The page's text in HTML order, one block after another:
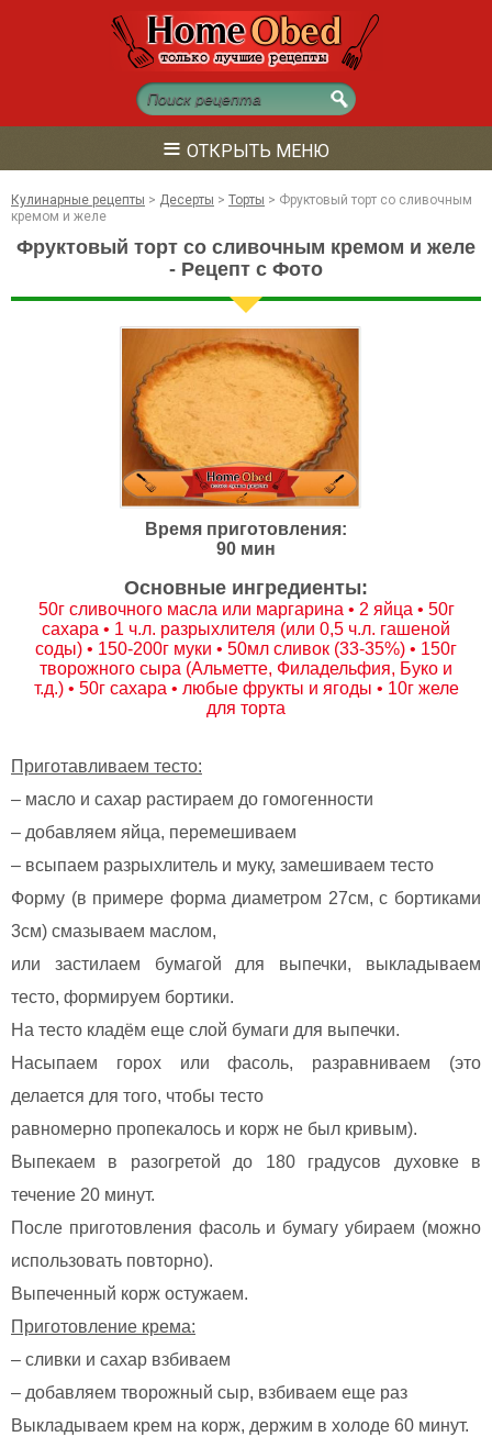
≡ ОТКРЫТЬ МЕНЮ
Кулинарные рецепты > Десерты > Торты > Фруктовый торт со сливочным
кремом и желе
Фруктовый торт со сливочным кремом и желе
- Рецепт с Фото
Время приготовления:
90 мин
Основные ингредиенты:
50г сливочного масла или маргарина • 2 яйца • 50г
сахара • 1 ч.л. разрыхлителя (или 0,5 ч.л. гашеной
соды) • 150-200г муки • 50мл сливок (33-35%) • 150г
творожного сыра (Альметте, Филадельфия, Буко и
т.д.) • 50г сахара • любые фрукты и ягоды • 10г желе
для торта
Приготавливаем тесто:
– масло и сахар растираем до гомогенности
– добавляем яйца, перемешиваем
– всыпаем разрыхлитель и муку, замешиваем тесто
Форму (в примере форма диаметром 27см, с бортиками
3см) смазываем маслом,
или застилаем бумагой для выпечки, выкладываем
тесто, формируем бортики.
На тесто кладём еще слой бумаги для выпечки.
Насыпаем горох или фасоль, разравниваем (это
делается для того, чтобы тесто
равномерно пропекалось и корж не был кривым).
Выпекаем в разогретой до 180 градусов духовке в
течение 20 минут.
После приготовления фасоль и бумагу убираем (можно
использовать повторно).
Выпеченный корж остужаем.
Приготовление крема:
– сливки и сахар взбиваем
– добавляем творожный сыр, взбиваем еще раз
Выкладываем крем на корж, держим в холоде 60 минут.